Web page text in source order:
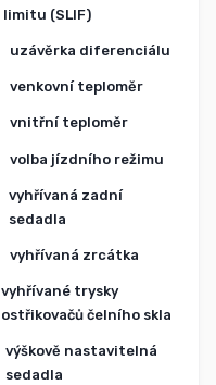
limitu (SLIF)
uzávěrka diferenciálu
venkovní teploměr
vnitřní teploměr
volba jízdního režimu
vyhřívaná zadní
sedadla
vyhřívaná zrcátka
vyhřívané trysky
ostřikovačů čelního skla
výškově nastavitelná
sedadla